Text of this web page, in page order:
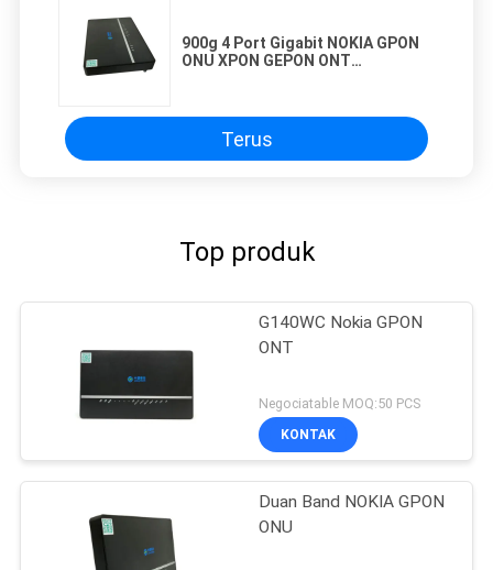
900g 4 Port Gigabit NOKIA GPON
ONU XPON GEPON ONT
Terus
Top produk
G140WC Nokia GPON
ONT
Negociatable MOQ:50 PCS
KONTAK
Duan Band NOKIA GPON
ONU